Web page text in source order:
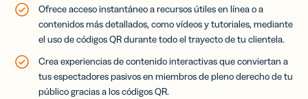
Ofrece acceso instantáneo a recursos útiles en línea o a
contenidos más detallados, como vídeos y tutoriales, mediante
el uso de códigos QR durante todo el trayecto de tu clientela.
Crea experiencias de contenido interactivas que conviertan a
tus espectadores pasivos en miembros de pleno derecho de tu
público gracias a los códigos QR.